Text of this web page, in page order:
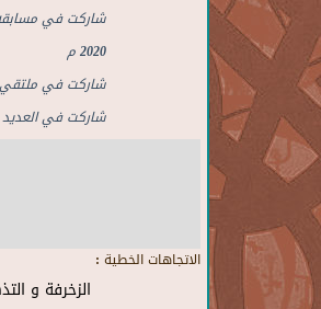
شاركت في مسابقه
2020 م
شاركت في ملتقي
شاركت في
الاتجاهات الخطية :
الزخرفة و